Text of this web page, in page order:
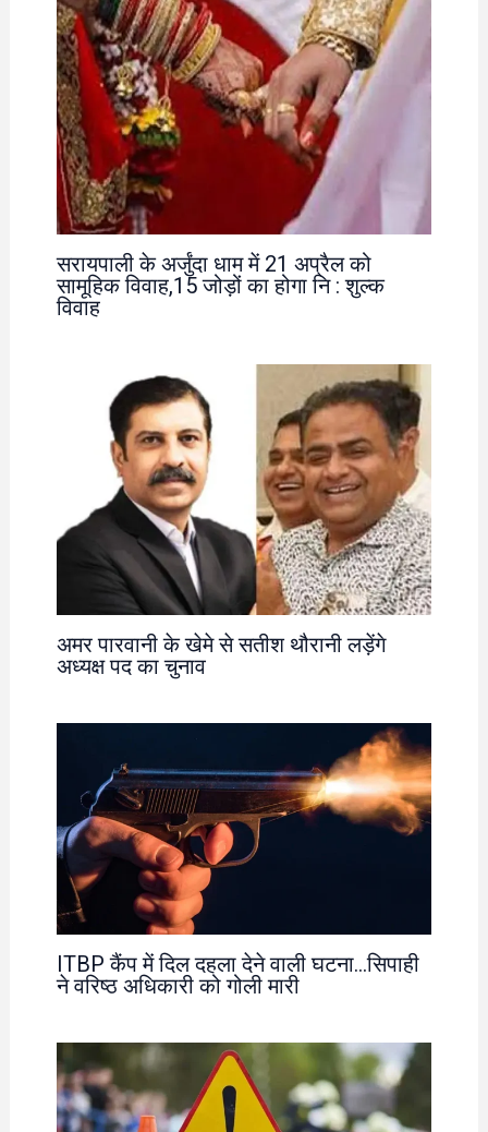
सरायपाली के अर्जुंदा धाम में 21 अप्रैल को
सामूहिक विवाह,15 जोड़ों का होगा नि : शुल्क
विवाह
अमर पारवानी के खेमे से सतीश थौरानी लड़ेंगे
अध्यक्ष पद का चुनाव
ITBP कैंप में दिल दहला देने वाली घटना…सिपाही
ने वरिष्ठ अधिकारी को गोली मारी